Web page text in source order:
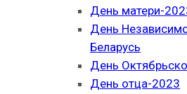
День матери-
День
Беларусь
День
День отца-2023